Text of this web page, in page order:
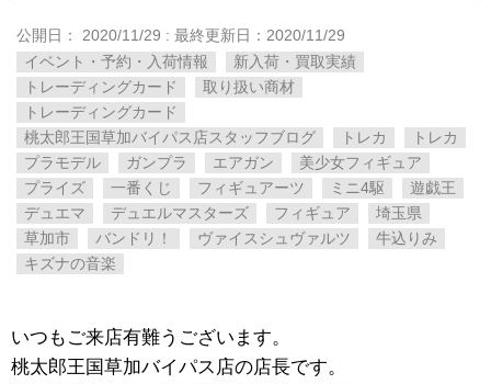
公開日： 2020/11/29 : 最終更新日：2020/11/29
イベント・予約・入荷情報
新入荷・買取実績
トレーディングカード
取り扱い商材
トレーディングカード
桃太郎王国草加バイパス店スタッフブログ
トレカ
トレカ
プラモデル
ガンプラ エアガン
美少女フィギュア
プライズ
一番くじ フィギュアーツ ミニ4駆
遊戯王
デュエマ
デュエルマスターズ フィギュア
埼玉県
草加市
バンドリ！ ヴァイスシュヴァルツ
牛込りみ
キズナの音楽
いつもご来店有難うございます。
桃太郎王国草加バイパス店の店長です。